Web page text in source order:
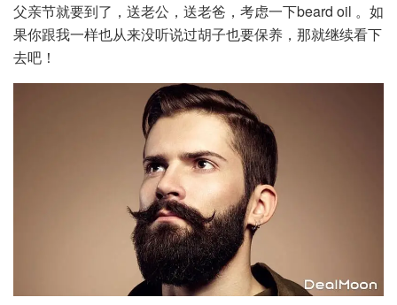
父亲节就要到了，送老公，送老爸，考虑一下beard oil 。如
果你跟我一样也从来没听说过胡子也要保养，那就继续看下
去吧！